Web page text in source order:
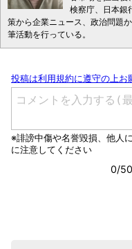
検察庁、日本銀
策から企業ニュース、政治問題
筆活動を行っている。